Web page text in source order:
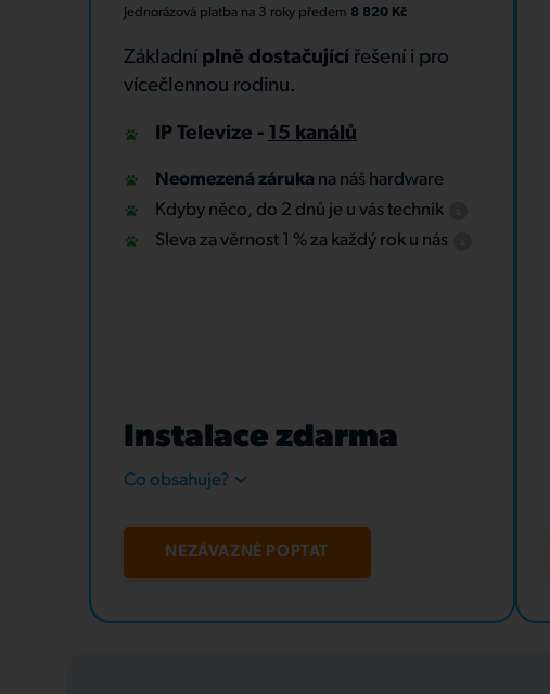
Jednorázová platba na 3 rokypředem 8 820 Kč
Základní plně dostačující řešení i pro
vícečlennou rodinu.
IP Televize - 15 kanálů
Neomezená záruka na náš hardware
Kdyby něco, do 2 dnů je u vás technik
Sleva za věrnost 1 % za každý rok u nás
Instalace zdarma
Co obsahuje?
NEZÁVAZNĚ POPTAT